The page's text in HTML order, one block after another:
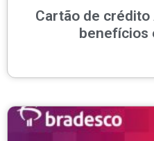
Cartão de crédito
benefícios